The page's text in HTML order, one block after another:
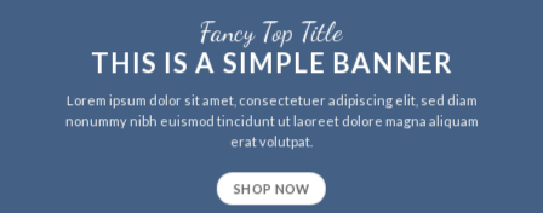
Fancy Top Title
THIS IS A SIMPLE BANNER
Lorem ipsum dolor sit amet, consectetuer adipiscing elit, sed diam
nonummy nibh euismod tincidunt ut laoreet dolore magna aliquam
erat volutpat.
SHOP NOW